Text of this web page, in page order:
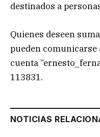
destinados a
Quienes deseen
pueden comunicarse
cuenta
113831.
NOTICIAS